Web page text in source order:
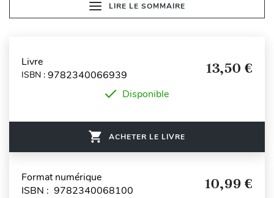
LIRE LE SOMMAIRE
Livre
ISBN : 9782340066939 13,50 €
Disponible
ACHETER LE LIVRE
Format numérique
ISBN : 9782340068100
10,99 €